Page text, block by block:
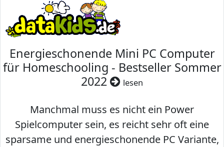
Energieschonende Mini PC Computer
für Homeschooling - Bestseller Sommer
2022
lesen
Manchmal muss es nicht ein Power
Spielcomputer sein, es reicht sehr oft eine
sparsame und energieschonende PC Variante,